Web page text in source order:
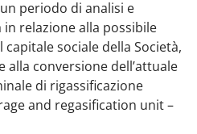
periodo di analisi e
in relazione alla possibile
sociale della Società,
alla conversione dell’attuale
di rigassificazione
and regasification unit –